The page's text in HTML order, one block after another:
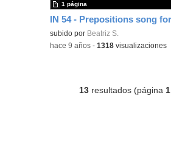
Contenido educativo.
subido por Beatriz S.
1 página
-hace 9 años -1318 visualizaciones
13 resultados (página 1